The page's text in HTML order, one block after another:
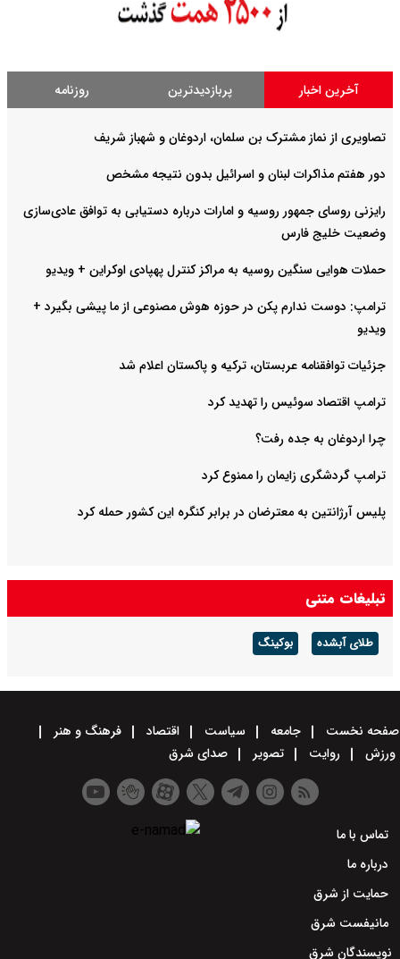
آخرین اخبار پربازدیدترین روزنامه
تصاویری از نماز مشترک بن سلمان، اردوغان و شهباز شریف
دور هفتم مذاکرات لبنان و اسرائیل بدون نتیجه مشخص
رایزنی روسای جمهور روسیه و امارات درباره دستیابی به توافق عادی‌سازی
وضعیت خلیج‌ فارس
حملات هوایی سنگین روسیه به مراکز کنترل پهپادی اوکراین + ویدیو
ترامپ: دوست ندارم پکن در حوزه هوش مصنوعی از ما پیشی بگیرد +
ویدیو
جزئیات توافقنامه عربستان، ترکیه و پاکستان اعلام شد
ترامپ اقتصاد سوئیس را تهدید کرد
چرا اردوغان به جده رفت؟
ترامپ گردشگری زایمان را ممنوع کرد
پلیس آرژانتین به معترضان در برابر کنگره این کشور حمله کرد
تبلیغات متنی
طلای آبشده بوکینگ
صفحه نخست جامعه سیاست اقتصاد
فرهنگ و هنر
ورزش
روایت تصویر صدای شرق
تماس با ما
درباره ما
حمایت از شرق
مانیفست شرق
نویسندگان شرق